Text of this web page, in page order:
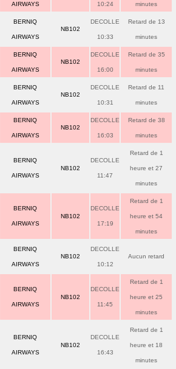
AIRWAYS 10:24 minutes
BERNIQ
AIRWAYS
NB102
DECOLLE
10:33
Retard de 13
minutes
BERNIQ
AIRWAYS
NB102
DECOLLE
16:00
Retard de 35
minutes
BERNIQ
AIRWAYS
NB102
DECOLLE
10:31
Retard de 11
minutes
BERNIQ
AIRWAYS
NB102
DECOLLE
16:03
Retard de 38
minutes
BERNIQ
AIRWAYS
NB102
DECOLLE
11:47
Retard de 1
heure et 27
minutes
BERNIQ
AIRWAYS
NB102
DECOLLE
17:19
Retard de 1
heure et 54
minutes
BERNIQ
AIRWAYS
NB102
DECOLLE
10:12
Aucun retard
BERNIQ
AIRWAYS
NB102
DECOLLE
11:45
Retard de 1
heure et 25
minutes
BERNIQ
AIRWAYS
NB102
DECOLLE
16:43
Retard de 1
heure et 18
minutes